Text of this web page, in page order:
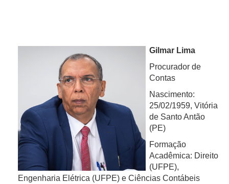
Gilmar Lima
Procurador de
Contas
Nascimento:
25/02/1959, Vitória
de Santo Antão
(PE)
Formação
Acadêmica: Direito
(UFPE),
Engenharia Elétrica (UFPE) e Ciências Contábeis